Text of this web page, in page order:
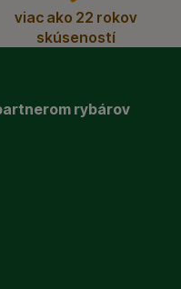
viac ako 22 rokov
skúseností
rybárov